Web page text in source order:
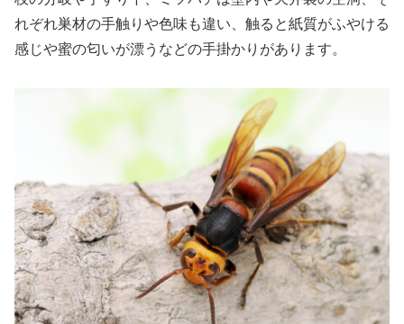
れぞれ巣材の手触りや色味も違い、触ると紙質がふやける
感じや蜜の匂いが漂うなどの手掛かりがあります。